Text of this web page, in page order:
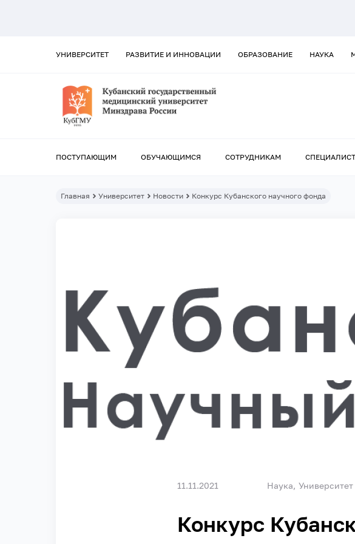
УНИВЕРСИТЕТ РАЗВИТИЕ И ИННОВАЦИИ ОБРАЗОВАНИЕ НАУКА
ПОСТУПАЮЩИМ ОБУЧАЮЩИМСЯ СОТРУДНИКАМ
Главная Университет Новости Конкурс Кубанского научного фонда
11.11.2021 Наука Университет
Конкурс